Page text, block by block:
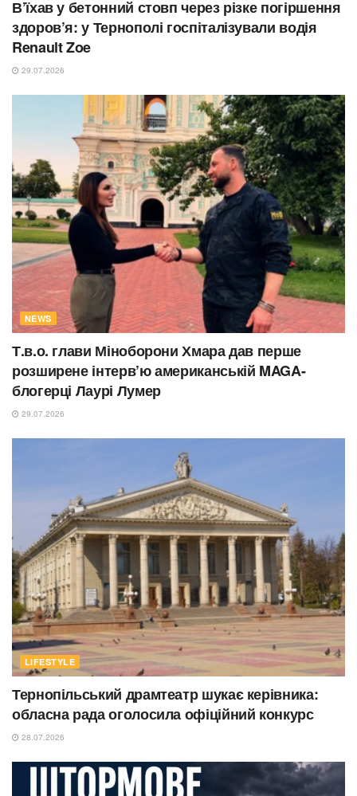
В’їхав у бетонний стовп через різке погіршення
здоров’я: у Тернополі госпіталізували водія
Renault Zoe
29.07.2026
NEWS
Т.в.о. глави Міноборони Хмара дав перше
розширене інтерв’ю американській MAGA-
блогерці Лаурі Лумер
29.07.2026
LIFESTYLE
Тернопільський драмтеатр шукає керівника:
обласна рада оголосила офіційний конкурс
28.07.2026